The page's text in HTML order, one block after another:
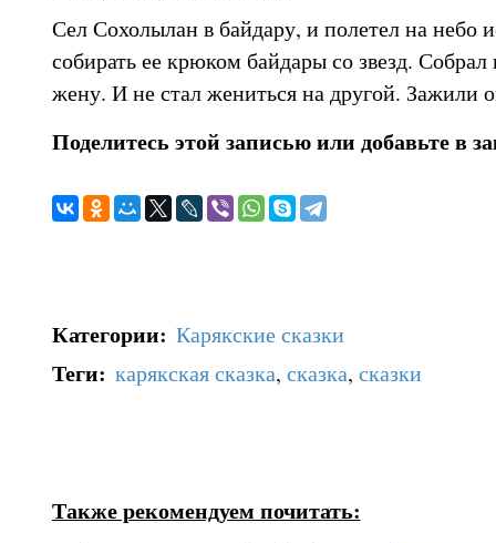
Сел Сохолылан в байдару, и полетел на небо
собирать ее крюком байдары со звезд.
жену. И не стал жениться на другой. Зажили
Поделитесь этой записью или добавьте в
Категории: Карякские сказки
Теги: карякская сказка, сказка, сказки
Также рекомендуем почитать: